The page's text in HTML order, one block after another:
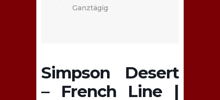
Ganztägig
Simpson Desert
– French Line |